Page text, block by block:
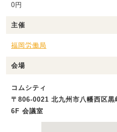
0円
主催
福岡労働局
会場
コムシティ
〒806-0021 北九州市八幡西区黒
6F 会議室